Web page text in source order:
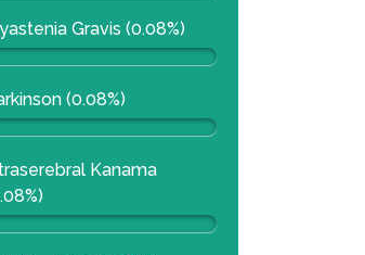
Gravis (0.08%)
(0.08%)
Kanama